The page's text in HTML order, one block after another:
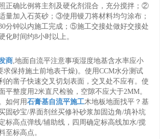
正确比例将主剂及硬化剂混合，充分搅拌；②
量加入石英砂；③使用镘刀将材料均匀涂布；
分钟以内施工完成；⑤施工交接处做好交接处
时间约8小时以上。
商,地面自流平注意事项湿度地基含水率应小
求保持施土前地表干燥)。使用CCM水分测试
的凿子快速交叉切划表面，交叉处不应有。使
平整度用2米直尺检验，空隙不应大于2MM。
如何用石膏基自流平施工木地板地面找平？基
固砂宝/界面剂丝买修补砂浆加固边角/填补坑
标高点弹线/辅助线，四周确定标高线加水/搅
至标高点。